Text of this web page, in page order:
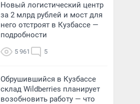
Новый логистический центр
за 2 млрд рублей и мост для
него отстроят в Кузбассе —
подробности
5 961 5
Обрушившийся в Кузбассе
склад Wildberries планирует
возобновить работу — что